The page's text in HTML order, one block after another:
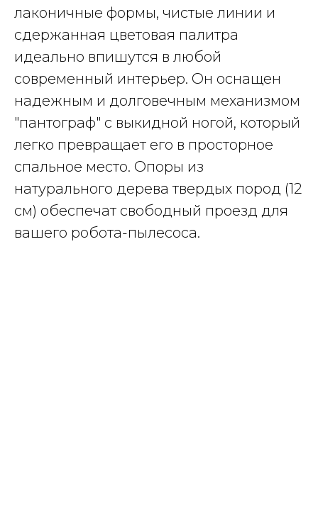
лаконичные формы, чистые линии и
сдержанная цветовая палитра
идеально впишутся в любой
современный интерьер. Он оснащен
надежным и долговечным механизмом
"пантограф" с выкидной ногой, который
легко превращает его в просторное
спальное место. Опоры из
натурального дерева твердых пород (12
см) обеспечат свободный проезд для
вашего робота-пылесоса.